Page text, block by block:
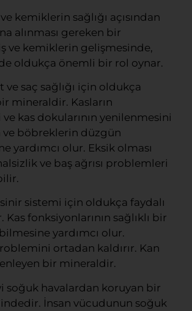
kemiklerin sağlığı açısından
alınması gereken bir
ve kemiklerin gelişmesinde,
oldukça önemli bir rol oynar.
ve saç sağlığı için oldukça
mineraldir. Kasların
kas dokularının yenilenmesini
ve böbreklerin düzgün
yardımcı olur. Eksik olması
ve baş ağrısı problemleri
sistemi için oldukça faydalı
fonksiyonlarının sağlıklı bir
yardımcı olur.
ortadan kaldırır. Kan
bir mineraldir.
soğuk havalardan koruyan bir
İnsan vücudunun soğuk